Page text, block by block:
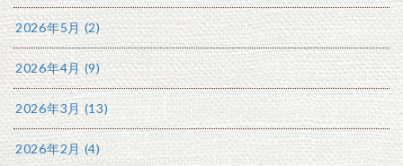
2026年5月 (2)
2026年4月 (9)
2026年3月 (13)
2026年2月 (4)